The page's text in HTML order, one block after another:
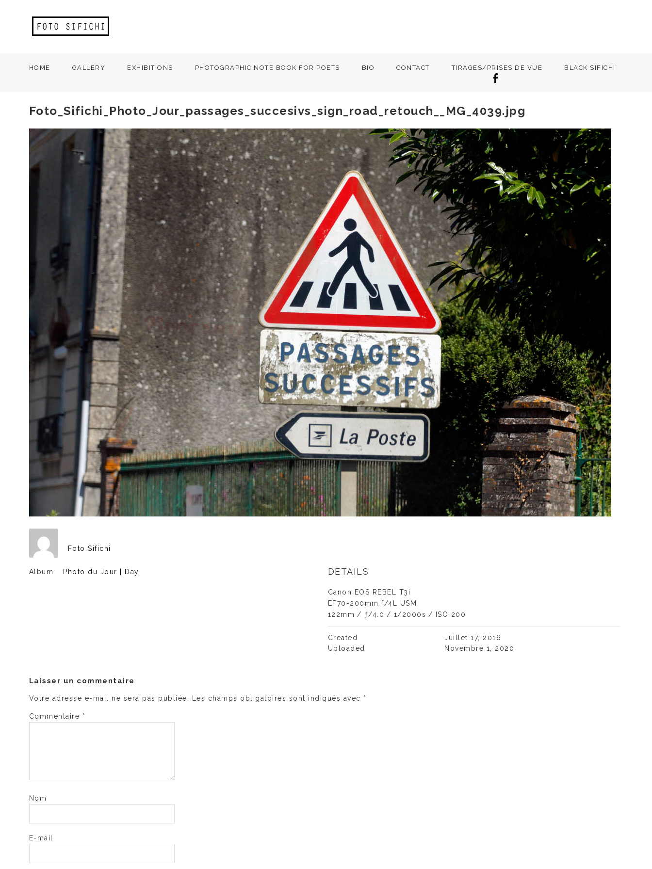
HOME GALLERY EXHIBITIONS PHOTOGRAPHIC NOTE BOOK FOR POETS BIO CONTACT TIRAGES/PRISES DE VUE BLACK SIFICHI
Foto_Sifichi_Photo_Jour_passages_succesivs_sign_road_retouch__MG_4039.jpg
Foto Sifichi
Album: Photo du Jour | Day DETAILS
Canon EOS REBEL T3i
EF70-200mm f/4L USM
122mm / ƒ/4.0 / 1/2000s / ISO 200
Created
Juillet 17, 2016
Uploaded
Novembre 1, 2020
Laisser un commentaire
Votre adresse e-mail ne sera pas publiée. Les champs obligatoires sont indiqués avec *
Commentaire *
Nom
E-mail